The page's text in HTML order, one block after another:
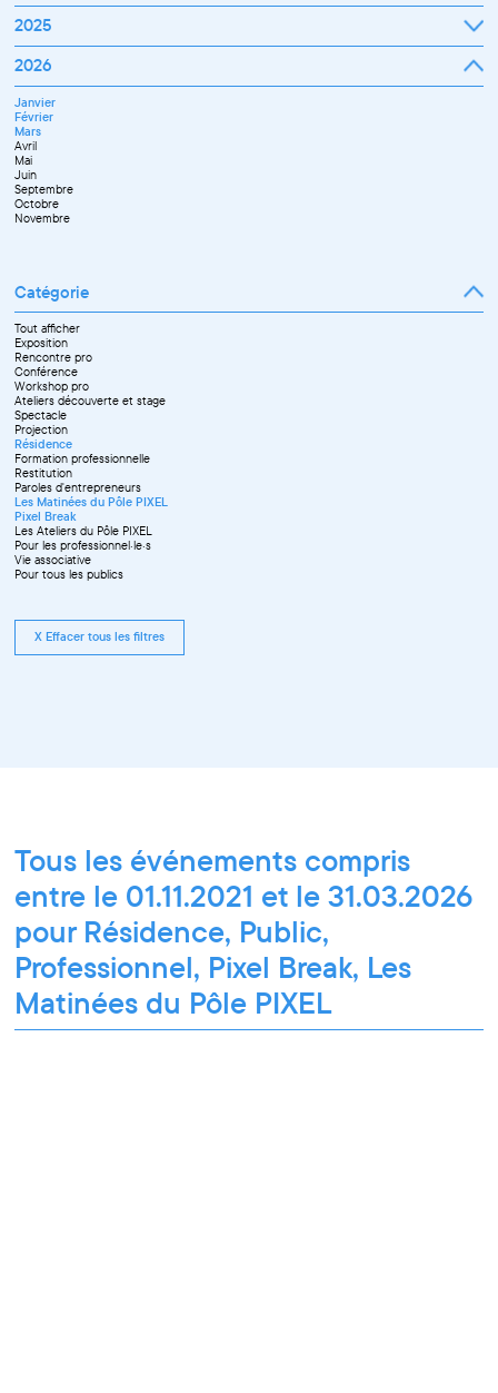
Juillet
Septembre
Octobre
Novembre
Décembre
Mars
Avril
Septembre
Octobre
Novembre
Décembre
Janvier
Mars
Avril
Juin
Juillet
Septembre
Novembre
Décembre
2025
Janvier
Mars
Avril
Mai
Juin
Juillet
Septembre
Octobre
Novembre
Décembre
2026
Janvier
Février
Mars
Avril
Mai
Juin
Septembre
Octobre
Novembre
Catégorie
Tout afficher
Exposition
Rencontre pro
Conférence
Workshop pro
Ateliers découverte et stage
Spectacle
Projection
Résidence
Formation professionnelle
Restitution
Paroles d'entrepreneurs
Les Matinées du Pôle PIXEL
Pixel Break
Les Ateliers du Pôle PIXEL
Pour les professionnel·le·s
Vie associative
Pour tous les publics
X Effacer tous les filtres
Tous les événements compris
entre le 01.11.2021 et le 31.03.2026
pour Résidence, Public,
Professionnel, Pixel Break, Les
Matinées du Pôle PIXEL